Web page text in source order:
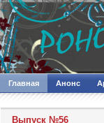
Главная Анонс
Выпуск №56